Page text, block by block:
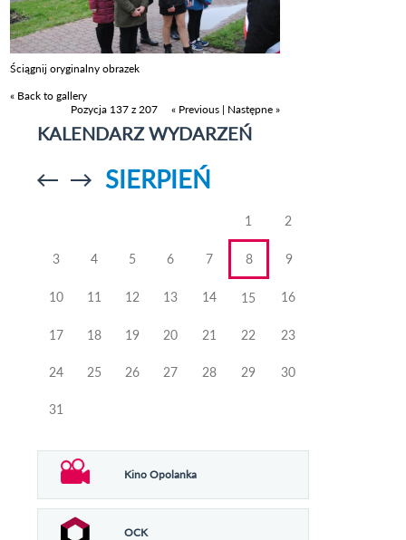
Ściągnij oryginalny obrazek
« Back to gallery
Pozycja 137 z 207
« Previous | Następne »
KALENDARZ WYDARZEŃ
Przejdź doPrzejdź do
SIERPIEŃ
1 2
3 4 5 6 7 8 9
10 11 12 13 14 15 16
17 18 19 20 21 22 23
24 25 26 27 28 29 30
31
Kino Opolanka
OCK